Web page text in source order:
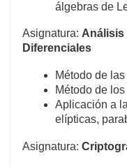
álgebras de
Asignatura: Análisis
Diferenciales
Método de
Método de
Aplicación a
elípticas,
Asignatura: